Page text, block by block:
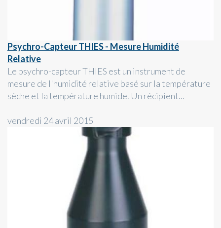
Psychro-Capteur THIES - Mesure Humidité
Relative
Le psychro-capteur THIES est un instrument de
mesure de l'humidité relative basé sur la température
sèche et la température humide. Un récipient...
vendredi 24 avril 2015